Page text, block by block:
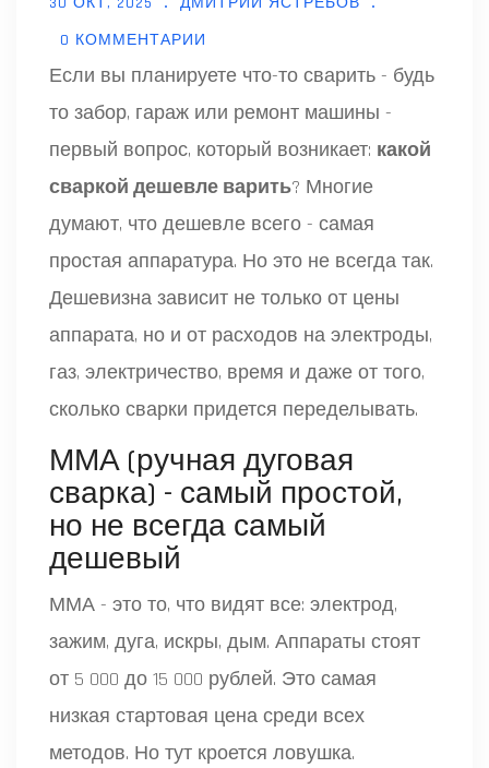
0 КОММЕНТАРИИ
Если вы планируете что-то сварить - будь
то забор, гараж или ремонт машины -
первый вопрос, который возникает: какой
сваркой дешевле варить? Многие
думают, что дешевле всего - самая
простая аппаратура. Но это не всегда так.
Дешевизна зависит не только от цены
аппарата, но и от расходов на электроды,
газ, электричество, время и даже от того,
сколько сварки придется переделывать.
ММА (ручная дуговая
сварка) - самый простой,
но не всегда самый
дешевый
ММА - это то, что видят все: электрод,
зажим, дуга, искры, дым. Аппараты стоят
от 5 000 до 15 000 рублей. Это самая
низкая стартовая цена среди всех
методов. Но тут кроется ловушка.